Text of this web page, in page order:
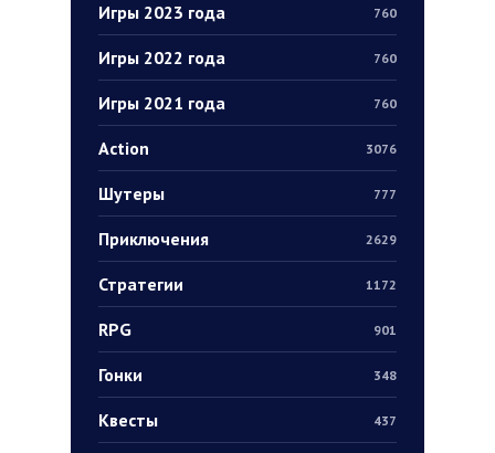
Игры 2023 года 760
Игры 2022 года 760
Игры 2021 года 760
Action 3076
Шутеры 777
Приключения 2629
Стратегии 1172
RPG 901
Гонки 348
Квесты 437